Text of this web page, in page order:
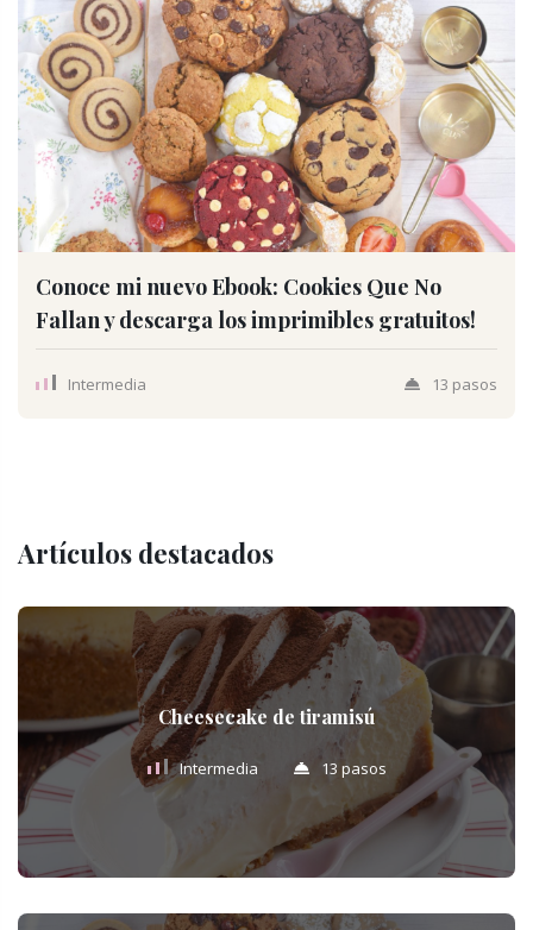
Conoce mi nuevo Ebook: Cookies Que No
Fallan y descarga los imprimibles gratuitos!
Intermedia 13 pasos
Artículos destacados
Cheesecake de tiramisú
Intermedia 13 pasos